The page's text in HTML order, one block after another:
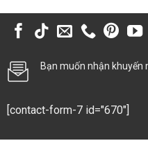
Bạn muốn nhận khuyến
[contact-form-7 id="670"]